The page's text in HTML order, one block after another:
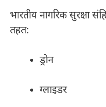
भारतीय नागरिक सुरक्षा
तहत:
ड्रोन
ग्लाइडर